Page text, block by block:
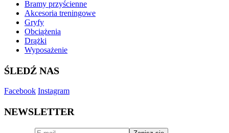
Bramy przyścienne
Akcesoria treningowe
Gryfy
Obciążenia
Drążki
Wyposażenie
ŚLEDŹ NAS
Facebook Instagram
NEWSLETTER